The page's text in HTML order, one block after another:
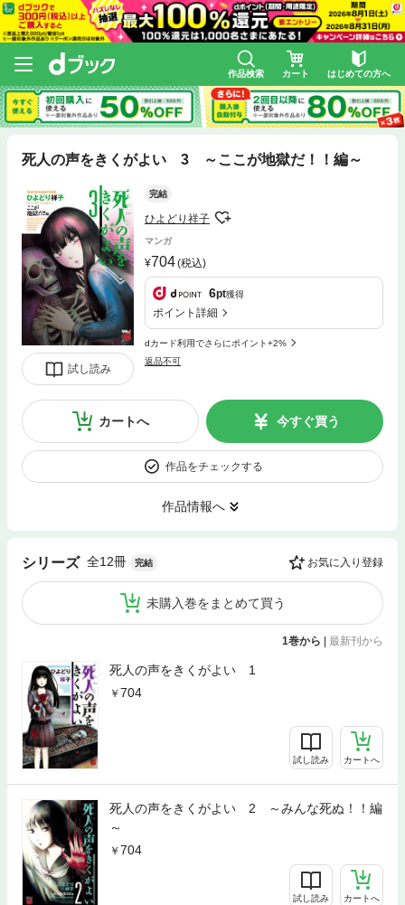
作品検索 カート はじめての方へ
死人の声をきくがよい 3 ～ここが地獄だ！！編～
試し読み
完結
ひよどり祥子
マンガ
704(税込)
6pt獲得
ポイント詳細
dカード利用でさらにポイント+2%
返品不可
カートへ 今すぐ買う
作品をチェックする
作品情報へ
シリーズ 全12冊 完結 お気に入り登録
未購入巻をまとめて買う
1巻から | 最新刊から
死人の声をきくがよい 1
704
試し読み カートへ
死人の声をきくがよい 2 ～みんな死ぬ！！編
～
704
試し読み カートへ